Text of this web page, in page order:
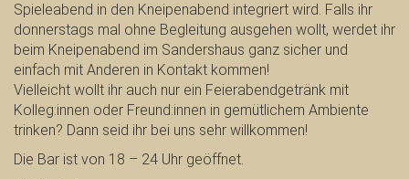
Spieleabend in den Kneipenabend integriert wird. Falls ihr
donnerstags mal ohne Begleitung ausgehen wollt, werdet ihr
beim Kneipenabend im Sandershaus ganz sicher und
einfach mit Anderen in Kontakt kommen!
Vielleicht wollt ihr auch nur ein Feierabendgetränk mit
Kolleg:innen oder Freund:innen in gemütlichem Ambiente
trinken? Dann seid ihr bei uns sehr willkommen!
Die Bar ist von 18 – 24 Uhr geöffnet.